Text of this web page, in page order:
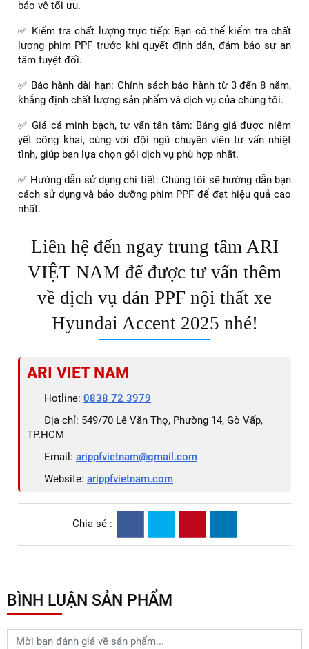
bảo vệ tối ưu.
✅ Kiểm tra chất lượng trực tiếp: Bạn có thể kiểm tra chất
lượng phim PPF trước khi quyết định dán, đảm bảo sự an
tâm tuyệt đối.
✅ Bảo hành dài hạn: Chính sách bảo hành từ 3 đến 8 năm,
khẳng định chất lượng sản phẩm và dịch vụ của chúng tôi.
✅ Giá cả minh bạch, tư vấn tận tâm: Bảng giá được niêm
yết công khai, cùng với đội ngũ chuyên viên tư vấn nhiệt
tình, giúp bạn lựa chọn gói dịch vụ phù hợp nhất.
✅ Hướng dẫn sử dụng chi tiết: Chúng tôi sẽ hướng dẫn bạn
cách sử dụng và bảo dưỡng phim PPF để đạt hiệu quả cao
nhất.
Liên hệ đến ngay trung tâm ARI
VIỆT NAM để được tư vấn thêm
về dịch vụ dán PPF nội thất xe
Hyundai Accent 2025 nhé!
ARI VIET NAM
Hotline: 0838 72 3979
Địa chỉ: 549/70 Lê Văn Thọ, Phường 14, Gò Vấp,
TP.HCM
Email: arippfvietnam@gmail.com
Website: arippfvietnam.com
Chia sẻ :
BÌNH LUẬN SẢN PHẨM